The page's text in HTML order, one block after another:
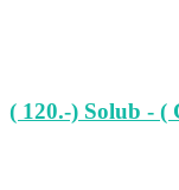
( 120.-) Solub - (